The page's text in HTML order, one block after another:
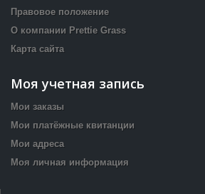
Правовое положение
О компании Prettie Grass
Карта сайта
Моя учетная запись
Мои заказы
Мои платёжные квитанции
Мои адреса
Моя личная информация